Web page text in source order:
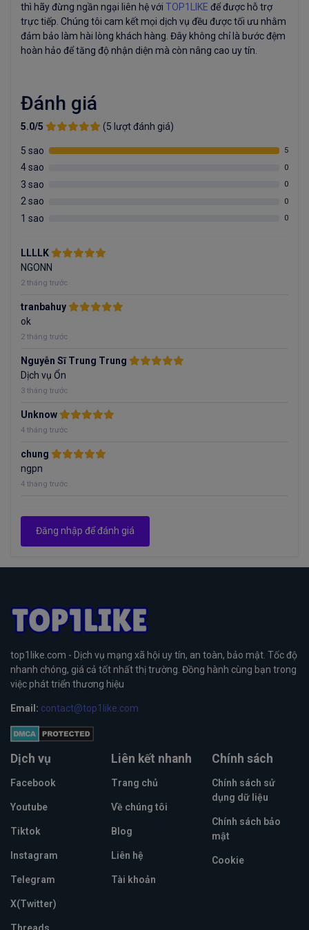
thì hãy đừng ngần ngại liên hệ với TOP1LIKE để được hỗ trợ
trực tiếp. Chúng tôi cam kết mọi dịch vụ đều được tối ưu nhằm
đảm bảo làm hài lòng khách hàng. Đây không chỉ là bước đệm
hoàn hảo để tăng độ nhận diện mà còn nâng cao uy tín.
Đánh giá
5.0/5 (5 lượt đánh giá)
5 sao 5
4 sao 0
3 sao 0
2 sao 0
1 sao 0
LLLLK
NGONN
2 tháng trước
tranbahuy
ok
2 tháng trước
Nguyễn Sĩ Trung Trung
Dịch vụ Ổn
3 tháng trước
Unknow
4 tháng trước
chung
ngpn
4 tháng trước
Đăng nhập để đánh giá
top1like.com - Dịch vụ mạng xã hội uy tín, an toàn, bảo mật. Tốc độ
nhanh chóng, giá cả tốt nhất thị trường. Đồng hành cùng bạn trong
việc phát triển thương hiệu
Email: contact@top1like.com
Dịch vụ
Facebook
Youtube
Tiktok
Instagram
Telegram
X(Twitter)
Liên kết nhanh
Trang chủ
Về chúng tôi
Blog
Liên hệ
Tài khoản
Chính sách
Chính sách sử
dụng dữ liệu
Chính sách bảo
mật
Cookie